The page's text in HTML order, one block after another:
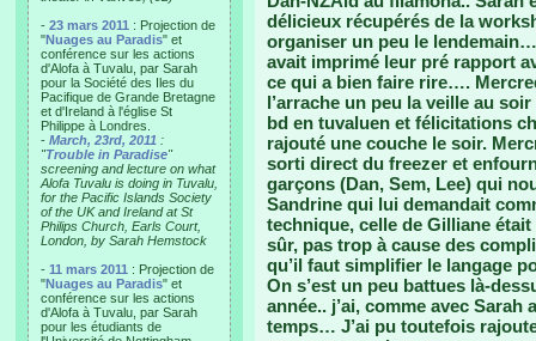
- 23 mars 2011 : Projection de
"Nuages au Paradis" et
conférence sur les actions
d'Alofa à Tuvalu, par Sarah
pour la Société des Iles du
Pacifique de Grande Bretagne
et d'Ireland à l'église St
Philippe à Londres.
- March, 23rd, 2011 :
"Trouble in Paradise"
screening and lecture on what
Alofa Tuvalu is doing in Tuvalu,
for the Pacific Islands Society
of the UK and Ireland at St
Philips Church, Earls Court,
London, by Sarah Hemstock
- 11 mars 2011 : Projection de
"Nuages au Paradis" et
conférence sur les actions
d'Alofa à Tuvalu, par Sarah
pour les étudiants de
délicieux récupérés de la
organiser un peu le
avait imprimé leur pré rapport
ce qui a bien faire rire….
l’arrache un peu la veille au
bd en tuvaluen et félicitations
rajouté une couche le soir.
sorti direct du freezer et
garçons (Dan, Sem, Lee) qui
Sandrine qui lui demandait
technique, celle de Gilliane
sûr, pas trop à cause des
qu’il faut simplifier le langage
On s’est un peu battues là-
année.. j’ai, comme avec Sarah
temps… J’ai pu toutefois